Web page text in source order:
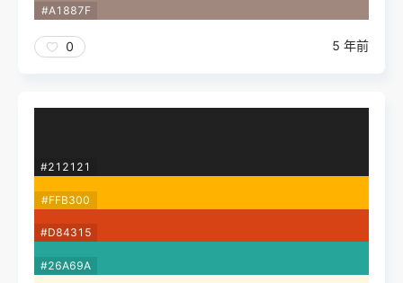
#A1887F
0 5 年前
#212121
#FFB300
#D84315
#26A69A